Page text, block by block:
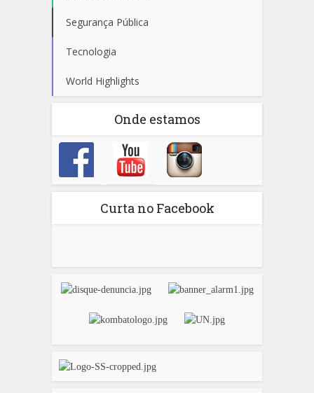
Segurança Pública
Tecnologia
World Highlights
Onde estamos
Curta no Facebook